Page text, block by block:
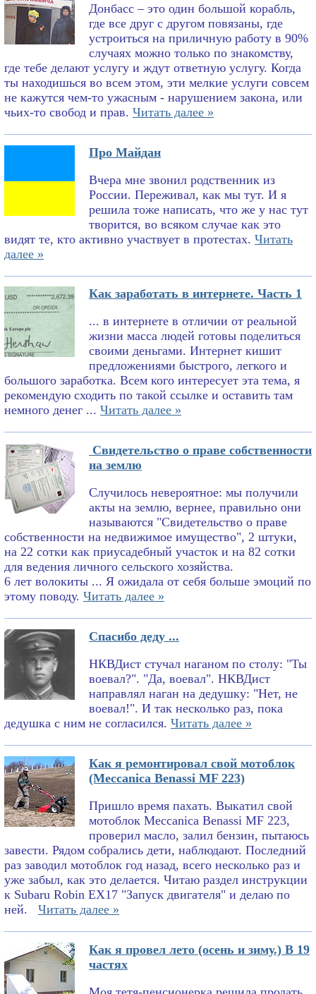
Донбасс – это один большой корабль,
где все друг с другом повязаны, где
устроиться на приличную работу в 90%
случаях можно только по знакомству,
где тебе делают услугу и ждут ответную услугу. Когда
ты находишься во всем этом, эти мелкие услуги совсем
не кажутся чем-то ужасным - нарушением закона, или
чьих-то свобод и прав. Читать далее »
Про Майдан
Вчера мне звонил родственник из
России. Переживал, как мы тут. И я
решила тоже написать, что же у нас тут
творится, во всяком случае как это
видят те, кто активно участвует в протестах. Читать
далее »
Как заработать в интернете. Часть 1
... в интернете в отличии от реальной
жизни масса людей готовы поделиться
своими деньгами. Интернет кишит
предложениями быстрого, легкого и
большого заработка. Всем кого интересует эта тема, я
рекомендую сходить по такой ссылке и оставить там
немного денег ... Читать далее »
Свидетельство о праве собственности
на землю
Случилось невероятное: мы получили
акты на землю, вернее, правильно они
называются "Свидетельство о праве
собственности на недвижимое имущество", 2 штуки,
на 22 сотки как приусадебный участок и на 82 сотки
для ведения личного сельского хозяйства.
6 лет волокиты ... Я ожидала от себя больше эмоций по
этому поводу. Читать далее »
Спасибо деду ...
НКВДист стучал наганом по столу: "Ты
воевал?". "Да, воевал". НКВДист
направлял наган на дедушку: "Нет, не
воевал!". И так несколько раз, пока
дедушка с ним не согласился. Читать далее »
Как я ремонтировал свой мотоблок
(Meccanica Benassi MF 223)
Пришло время пахать. Выкатил свой
мотоблок Meccanica Benassi MF 223,
проверил масло, залил бензин, пытаюсь
завести. Рядом собрались дети, наблюдают. Последний
раз заводил мотоблок год назад, всего несколько раз и
уже забыл, как это делается. Читаю раздел инструкции
к Subaru Robin EX17 "Запуск двигателя" и делаю по
ней.
Читать далее »
Как я провел лето (осень и зиму.) В 19
частях